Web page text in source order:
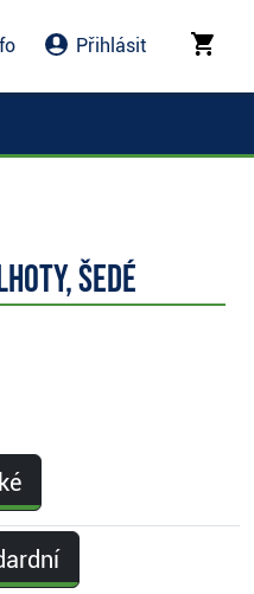
Přihlásit
šedé